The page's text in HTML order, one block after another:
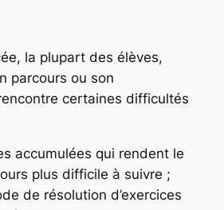
la plupart des élèves,
parcours ou son
certaines difficultés
accumulées qui rendent le
plus difficile à suivre ;
de résolution d’exercices